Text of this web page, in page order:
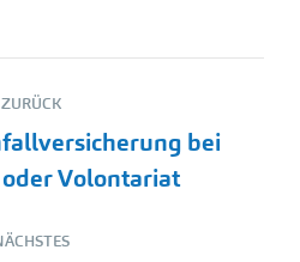
ZURÜCK
Vorheriger
Beitrag:
bei
Volontariat